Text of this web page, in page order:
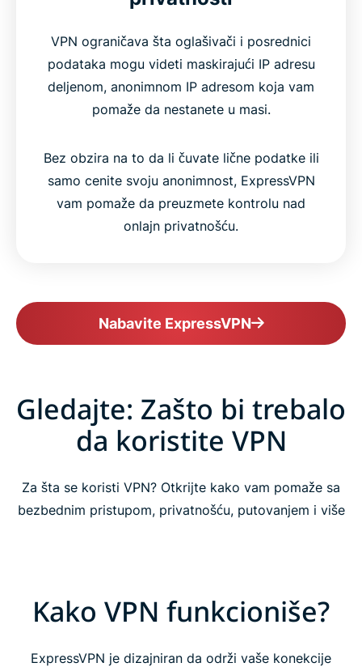
VPN ograničava šta oglašivači i posrednici
podataka mogu videti maskirajući IP adresu
deljenom, anonimnom IP adresom koja vam
pomaže da nestanete u masi.
Bez obzira na to da li čuvate lične podatke ili
samo cenite svoju anonimnost, ExpressVPN
vam pomaže da preuzmete kontrolu nad
onlajn privatnošću.
Nabavite ExpressVPN
Gledajte: Zašto bi trebalo
da koristite VPN
Za šta se koristi VPN? Otkrijte kako vam pomaže sa
bezbednim pristupom, privatnošću, putovanjem i više
Kako VPN funkcioniše?
ExpressVPN je dizajniran da održi vaše konekcije